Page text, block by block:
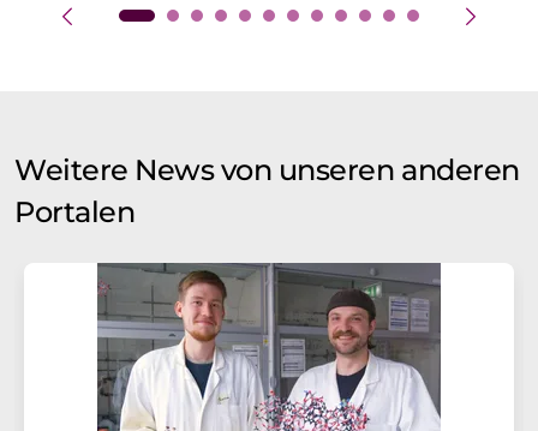
Weitere News von unseren anderen
Portalen